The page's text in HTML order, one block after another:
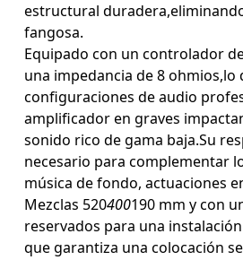
estructural
fangosa.
Equipado con un controlador
una impedancia de 8
configuraciones de audio
amplificador en graves
sonido rico de gama baja.Su
necesario para complementar
música de fondo, actuaciones
Mezclas 520400190 mm y con
reservados para una
que garantiza una colocación